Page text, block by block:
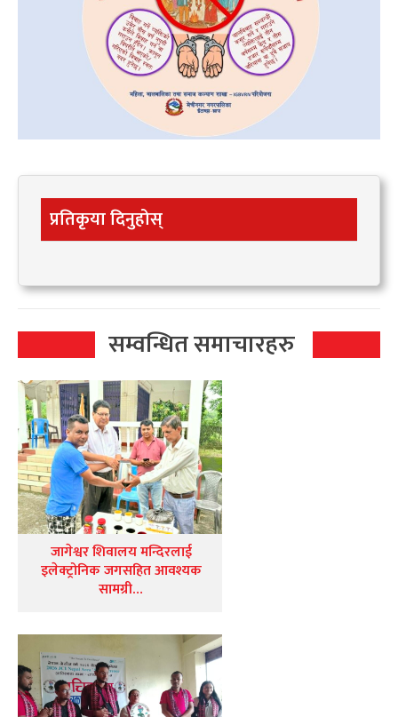
प्रतिकृया दिनुहोस्
सम्वन्धित समाचारहरु
जागेश्वर शिवालय मन्दिरलाई
इलेक्ट्रोनिक जगसहित आवश्यक
सामग्री…